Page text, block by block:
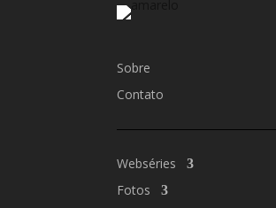
Sobre
Contato
Webséries
Fotos